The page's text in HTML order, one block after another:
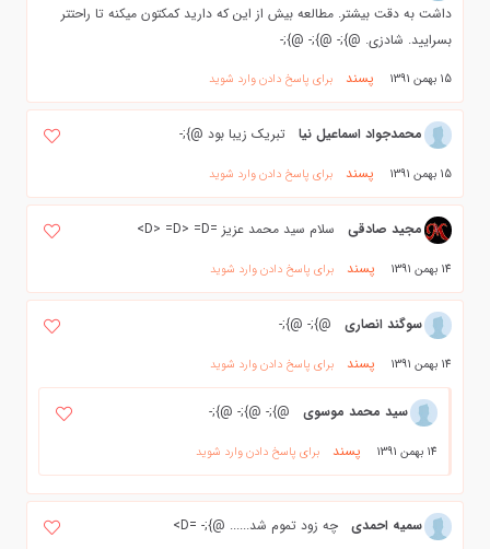
داشت به دقت بیشتر. مطالعه بیش از این که دارید کمکتون میکنه تا راحتتر
بسرایید. شادزی. @};- @};- @};-
15 بهمن 1391 پسند برای پاسخ دادن وارد شوید
محمدجواد اسماعیل نیا تبریک زیبا بود @};-
15 بهمن 1391 پسند برای پاسخ دادن وارد شوید
مجید صادقی سلام سید محمد عزیز =D> =D> =D>
14 بهمن 1391 پسند برای پاسخ دادن وارد شوید
سوگند انصاری @};- @};-
14 بهمن 1391 پسند برای پاسخ دادن وارد شوید
سید محمد موسوی @};- @};- @};-
14 بهمن 1391 پسند برای پاسخ دادن وارد شوید
سمیه احمدی چه زود تموم شد...... @};- =D>